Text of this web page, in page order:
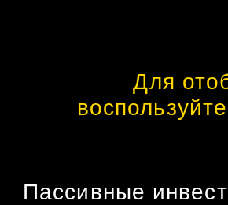
Для
Пассивные